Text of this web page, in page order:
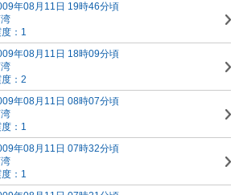
年08月11日 19時46分頃
：1
年08月11日 18時09分頃
：2
年08月11日 08時07分頃
：1
年08月11日 07時32分頃
：1